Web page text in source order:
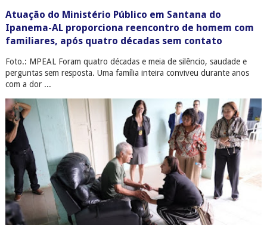
Atuação do Ministério Público em Santana do
Ipanema-AL proporciona reencontro de homem com
familiares, após quatro décadas sem contato
Foto.: MPEAL Foram quatro décadas e meia de silêncio, saudade e
perguntas sem resposta. Uma família inteira conviveu durante anos
com a dor ...